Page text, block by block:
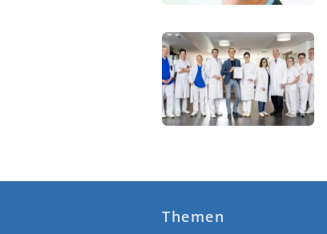
Themen